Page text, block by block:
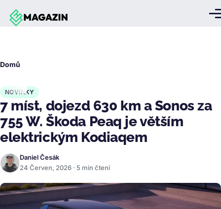
Přejít k hlavnímu obsahu
Domů
NOVINKY
7 míst, dojezd 630 km a Sonos za
755 W. Škoda Peaq je větším
elektrickým Kodiaqem
Daniel Česák
24 Červen, 2026 · 5 min čtení